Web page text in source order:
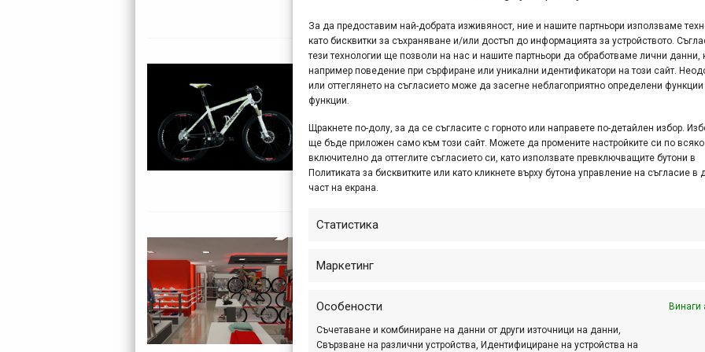
За да предоставим най-добрата изживяност, ние и нашите партньори използваме
като бисквитки за съхраняване и/или достъп до информацията за устройството.
тези технологии ще позволи на нас и нашите партньори да обработваме лични данни,
например поведение при сърфиране или уникални идентификатори на този сайт.
или оттеглянето на съгласието може да засегне неблагоприятно определени функции
функции.
Щракнете по-долу, за да се съгласите с горното или направете по-детайлен избор.
ще бъде приложен само към този сайт. Можете да промените настройките си по
включително да оттеглите съгласието си, като използвате превключващите бутони в
Политиката за бисквитките или като кликнете върху бутона управление на съгласие в
част на екрана.
Статистика
Маркетинг
Особености Винаги
Съчетаване и комбиниране на данни от други източници на данни,
Свързване на различни устройства, Идентифициране на устройства на
Гореща оферта за горещите дни от
Shockblaze
май 31, 2011 at 06:53. 445
Българският производител Макском обяви супер
промоция на велосипеди Shockblaze.
На 2 април в София, ще отвори врати най-новият и
най-големият в столицата магазин за велосипеди -
„Maxbike”. Байк магазинът се намира в ж.к. Борово,